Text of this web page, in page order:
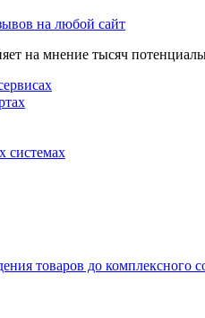
на любой сайт
на мнение тысяч
системах
товаров до комплексного